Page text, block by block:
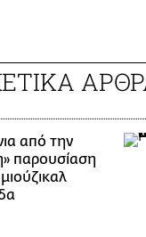
από την
παρουσίαση